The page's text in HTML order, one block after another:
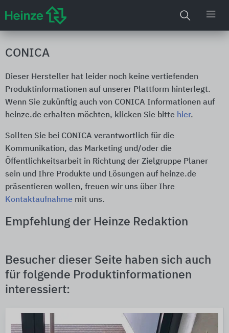
CONICA
Dieser Hersteller hat leider noch keine vertiefenden
Produktinformationen auf unserer Plattform hinterlegt.
Wenn Sie zukünftig auch von CONICA Informationen auf
heinze.de erhalten möchten, klicken Sie bitte hier.
Sollten Sie bei CONICA verantwortlich für die
Kommunikation, das Marketing und/oder die
Öffentlichkeitsarbeit in Richtung der Zielgruppe Planer
sein und Ihre Produkte und Lösungen auf heinze.de
präsentieren wollen, freuen wir uns über Ihre
Kontaktaufnahme mit uns.
Empfehlung der Heinze Redaktion
Besucher dieser Seite haben sich auch
für folgende Produktinformationen
interessiert: